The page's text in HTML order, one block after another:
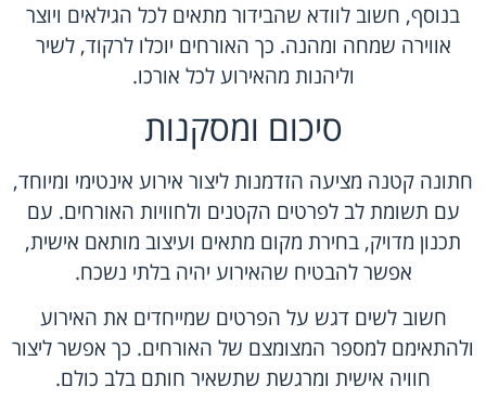
בנוסף, חשוב לוודא שהבידור מתאים לכל הגילאים ויוצר
אווירה שמחה ומהנה. כך האורחים יוכלו לרקוד, לשיר
וליהנות מהאירוע לכל אורכו.
סיכום ומסקנות
חתונה קטנה מציעה הזדמנות ליצור אירוע אינטימי ומיוחד,
עם תשומת לב לפרטים הקטנים ולחוויות האורחים. עם
תכנון מדויק, בחירת מקום מתאים ועיצוב מותאם אישית,
אפשר להבטיח שהאירוע יהיה בלתי נשכח.
חשוב לשים דגש על הפרטים שמייחדים את האירוע
ולהתאימם למספר המצומצם של האורחים. כך אפשר ליצור
חוויה אישית ומרגשת שתשאיר חותם בלב כולם.